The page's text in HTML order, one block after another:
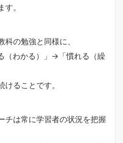
す。
科の勉強と同様に、
（わかる）」→「慣れる（繰
ることです。
チは常に学習者の状況を把握